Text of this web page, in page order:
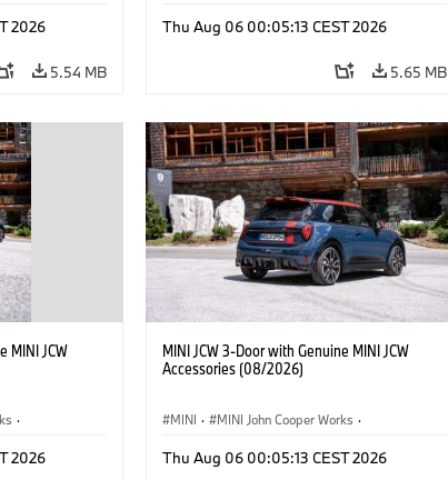
2026
5.54 MB
Optional Extras, Accessories
Thu Aug 06 00:05:13 CEST 2026
5.65 MB
MINI JCW
·
2026
MINI JCW 3-Door with Genuine MINI JCW
Accessories (08/2026)
MINI · MINI John Cooper Works ·
Optional Extras, Accessories
Thu Aug 06 00:05:13 CEST 2026